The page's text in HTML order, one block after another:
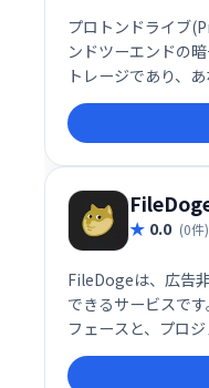
プロトンドライブ
ンドツーエンドの
トレージであり、
たのデータにアク
0.0 (0件)
FileDogeは、広告
できるサービスで
フェースと、プロ
を提供しています
や、API連携による